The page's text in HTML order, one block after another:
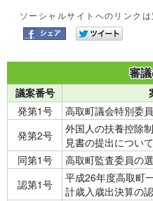
ソーシャルサイトへのリンク
審
議案番号
発第1号 高取町議会特別委
発第2号
外国人の扶養控除
見書の提出について
同第1号
高取町監査委員の
認第1号
平成26年度高取町
計歳入歳出決算の